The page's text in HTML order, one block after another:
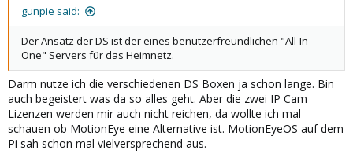
gunpie said:
Der Ansatz der DS ist der eines benutzerfreundlichen "All-In-
One" Servers für das Heimnetz.
Darm nutze ich die verschiedenen DS Boxen ja schon lange. Bin
auch begeistert was da so alles geht. Aber die zwei IP Cam
Lizenzen werden mir auch nicht reichen, da wollte ich mal
schauen ob MotionEye eine Alternative ist. MotionEyeOS auf dem
Pi sah schon mal vielversprechend aus.